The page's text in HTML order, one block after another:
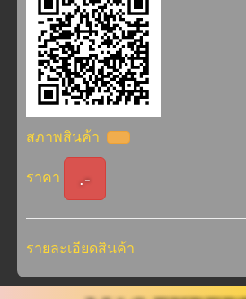
สภาพสินค้า
ราคา .-
รายละเอียดสินค้า